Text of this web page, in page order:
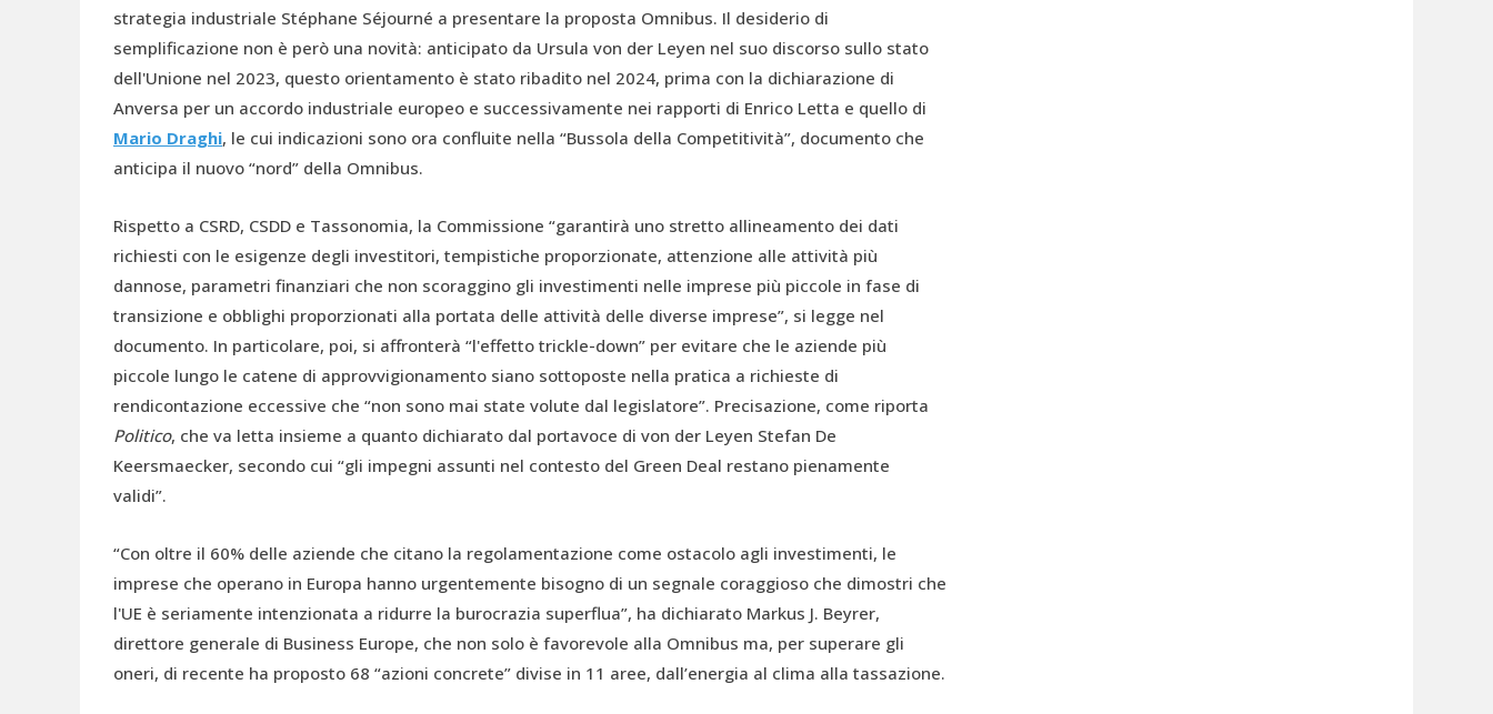
strategia industriale Stéphane Séjourné a presentare la proposta Omnibus. Il desiderio di
semplificazione non è però una novità: anticipato da Ursula von der Leyen nel suo discorso sullo stato
dell'Unione nel 2023, questo orientamento è stato ribadito nel 2024, prima con la dichiarazione di
Anversa per un accordo industriale europeo e successivamente nei rapporti di Enrico Letta e quello di
Mario Draghi, le cui indicazioni sono ora confluite nella “Bussola della Competitività”, documento che
anticipa il nuovo “nord” della Omnibus.
Rispetto a CSRD, CSDD e Tassonomia, la Commissione “garantirà uno stretto allineamento dei dati
richiesti con le esigenze degli investitori, tempistiche proporzionate, attenzione alle attività più
dannose, parametri finanziari che non scoraggino gli investimenti nelle imprese più piccole in fase di
transizione e obblighi proporzionati alla portata delle attività delle diverse imprese”, si legge nel
documento. In particolare, poi, si affronterà “l'effetto trickle-down” per evitare che le aziende più
piccole lungo le catene di approvvigionamento siano sottoposte nella pratica a richieste di
rendicontazione eccessive che “non sono mai state volute dal legislatore”. Precisazione, come riporta
Politico, che va letta insieme a quanto dichiarato dal portavoce di von der Leyen Stefan De
Keersmaecker, secondo cui “gli impegni assunti nel contesto del Green Deal restano pienamente
validi”.
“Con oltre il 60% delle aziende che citano la regolamentazione come ostacolo agli investimenti, le
imprese che operano in Europa hanno urgentemente bisogno di un segnale coraggioso che dimostri che
l'UE è seriamente intenzionata a ridurre la burocrazia superflua”, ha dichiarato Markus J. Beyrer,
direttore generale di Business Europe, che non solo è favorevole alla Omnibus ma, per superare gli
oneri, di recente ha proposto 68 “azioni concrete” divise in 11 aree, dall’energia al clima alla tassazione.